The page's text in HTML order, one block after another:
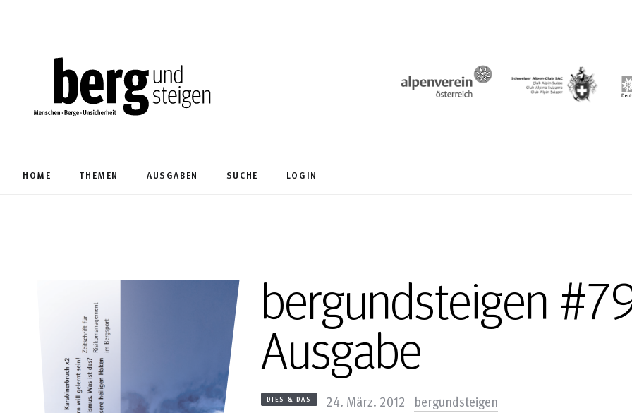
HOME THEMEN AUSGABEN SUCHE LOGIN
bergundsteigen
Ausgabe
DIES & DAS 24. März. 2012 bergundsteigen